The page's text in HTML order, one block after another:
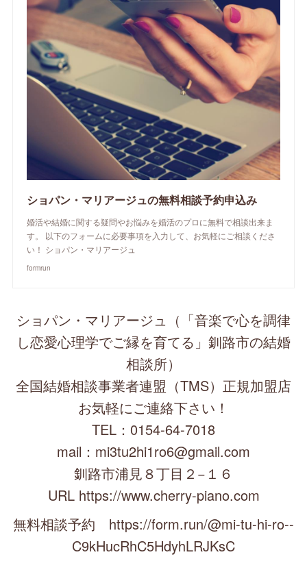
ショパン・マリアージュの無料相談予約申込み
婚活や結婚に関する疑問やお悩みを婚活のプロに無料で相談出来ま
す。 以下のフォームに必要事項を入力して、お気軽にご相談くださ
い！ ショパン・マリアージュ
formrun
ショパン・マリアージュ（「音楽で心を調律
し恋愛心理学でご縁を育てる」釧路市の結婚
相談所）
全国結婚相談事業者連盟（TMS）正規加盟店
お気軽にご連絡下さい！
TEL：0154-64-7018
mail：mi3tu2hi1ro6@gmail.com
釧路市浦見８丁目２−１６
URL https://www.cherry-piano.com
無料相談予約 https://form.run/@mi-tu-hi-ro--
C9kHucRhC5HdyhLRJKsC